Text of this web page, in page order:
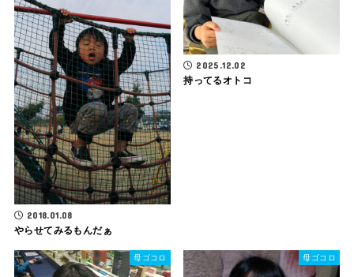
2018.01.08
やらせてみるもんだぁ
2025.12.02
持ってるオトコ
母ゴコロ 母ゴコロ